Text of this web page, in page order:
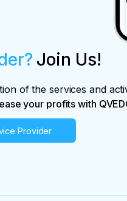
Join Us!
of the services and
your profits with
Provider